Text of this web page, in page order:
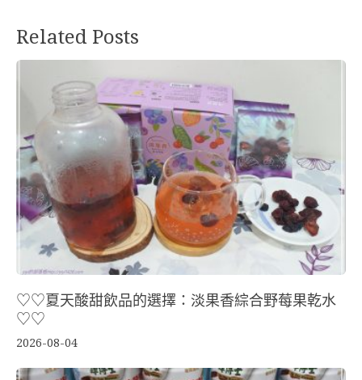
Related Posts
♡♡夏天酸甜飲品的選擇：淡果香綜合野莓果乾水
♡♡
2026-08-04